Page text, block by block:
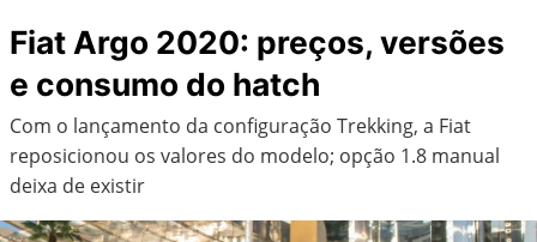
Fiat Argo 2020: preços, versões
e consumo do hatch
Com o lançamento da configuração Trekking, a Fiat
reposicionou os valores do modelo; opção 1.8 manual
deixa de existir